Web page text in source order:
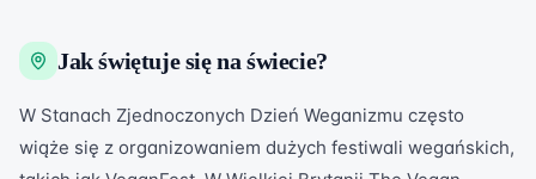
Jak świętuje się na świecie?
W Stanach Zjednoczonych Dzień Weganizmu często
wiąże się z organizowaniem dużych festiwali wegańskich,